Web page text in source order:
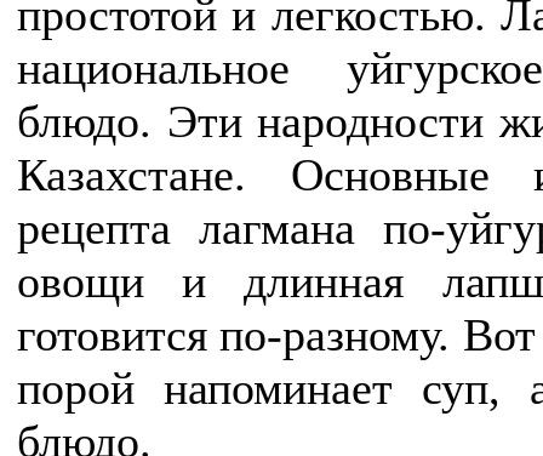
простотой и легкостью.
национальное
блюдо. Эти народности
Казахстане. Основные
рецепта лагмана по-
овощи и длинная
готовится по-разному.
порой напоминает суп,
блюдо.